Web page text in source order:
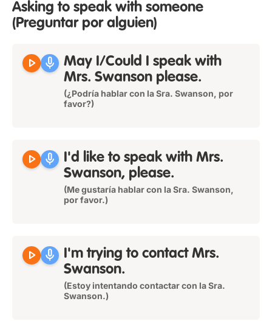
Asking to speak with someone
(Preguntar por alguien)
play_arrow mic May I/Could I speak with
Mrs. Swanson please.
(¿Podría hablar con la Sra. Swanson, por
favor?)
play_arrow mic I'd like to speak with Mrs.
Swanson, please.
(Me gustaría hablar con la Sra. Swanson,
por favor.)
play_arrow mic I'm trying to contact Mrs.
Swanson.
(Estoy intentando contactar con la Sra.
Swanson.)